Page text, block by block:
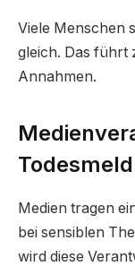
Viele Menschen
gleich. Das führt
Annahmen.
Medien tragen
bei sensiblen
wird diese